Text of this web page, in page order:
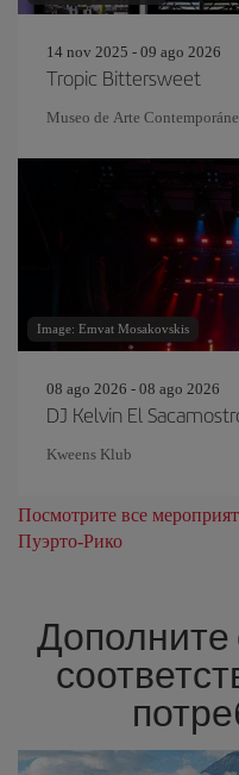
14 nov 2025 - 09 ago 2026
Tropic Bittersweet
Museo de Arte
Image: Emvat Mosakovskis
08 ago 2026 - 08 ago 2026
DJ Kelvin El
Kweens Klub
Посмотрите все
Пуэрто-Рико
Дополните